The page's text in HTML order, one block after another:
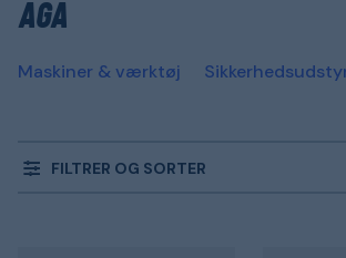
AGA
Maskiner & værktøj
FILTRER OG SORTER